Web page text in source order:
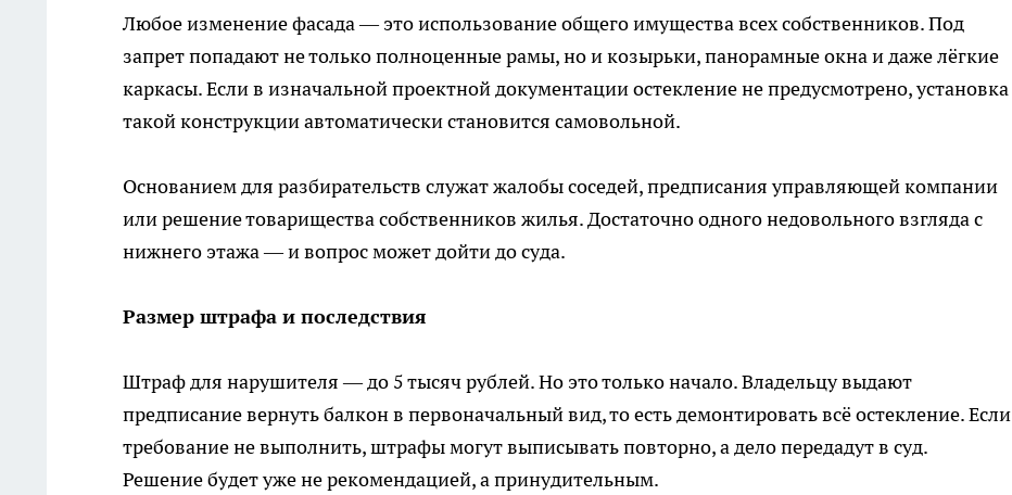
Любое изменение фасада — это использование общего имущества всех собственников. Под
запрет попадают не только полноценные рамы, но и козырьки, панорамные окна и даже лёгкие
каркасы. Если в изначальной проектной документации остекление не предусмотрено, установка
такой конструкции автоматически становится самовольной.
Основанием для разбирательств служат жалобы соседей, предписания управляющей компании
или решение товарищества собственников жилья. Достаточно одного недовольного взгляда с
нижнего этажа — и вопрос может дойти до суда.
Размер штрафа и последствия
Штраф для нарушителя — до 5 тысяч рублей. Но это только начало. Владельцу выдают
предписание вернуть балкон в первоначальный вид, то есть демонтировать всё остекление. Если
требование не выполнить, штрафы могут выписывать повторно, а дело передадут в суд.
Решение будет уже не рекомендацией, а принудительным.